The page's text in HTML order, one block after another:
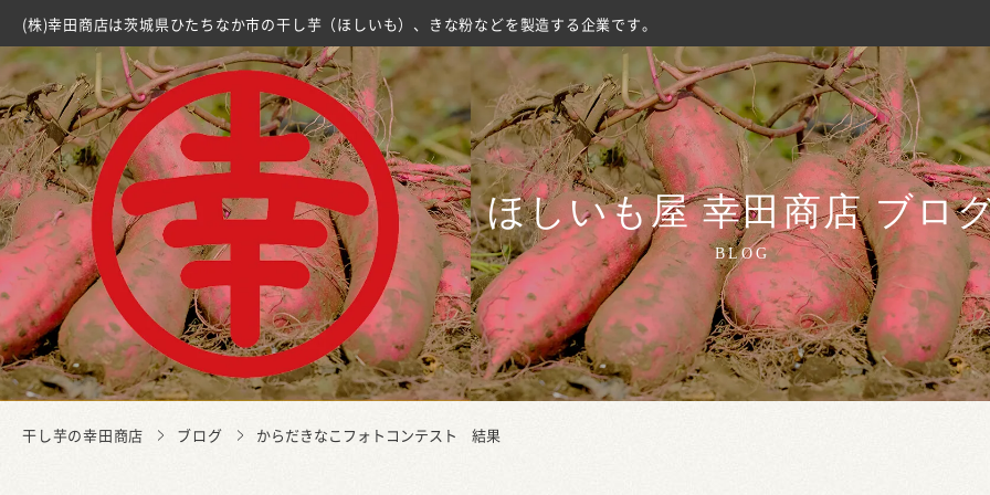
(株)幸田商店は茨城県ひたちなか市の干し芋（ほしいも）、きな粉などを製造する企業です。
ほしいも屋 幸田商店 ブロ
BLOG
干し芋の幸田商店 ブログ からだきなこフォトコンテスト 結果